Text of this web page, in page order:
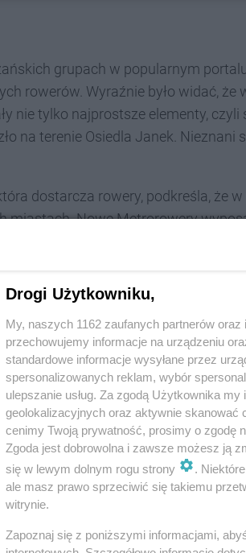
grupach w popularnym
rowerów. Wyraźnie było widać, że
nie tylko najprostsze elementy, czyli
na terenie Osiedla Janek.
dostarcza rowery, podkreśla, że
miastach. Nowe Metrorowery
kradzieży całego jednośladu –
komponentów – szansa
nowopowstałych, 80 stacji
zgłoszone Straży Miejskiej,
niechlubne pierwsze miejsce
Zabrzanie, dlaczego niszczycie
tego więcej.
Drogi Użytkowniku,
My, naszych 1162 zaufanych partnerów
przechowujemy informacje na urządzeniu
standardowe informacje wysyłane przez
spersonalizowanych reklam, wybór
ulepszanie usług. Za zgodą Użytkownika
geolokalizacyjnych oraz aktywnie skanować
cenimy Twoją prywatność, prosimy o zgodę
Zgoda jest dobrowolna i zawsze możesz ją
się w lewym dolnym rogu strony
.
ale masz prawo sprzeciwić się takiemu
witrynie.
Zapoznaj się z poniższymi informacjami,